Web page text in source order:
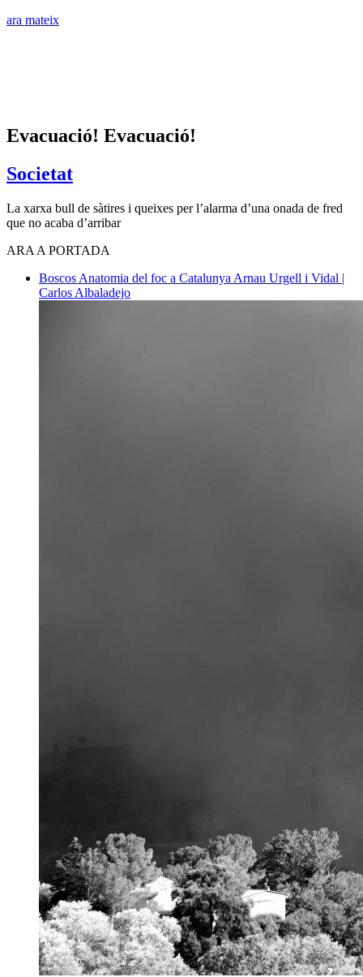
ara mateix
Evacuació! Evacuació!
Societat
La xarxa bull de sàtires i queixes per l’alarma d’una onada de fred
que no acaba d’arribar
ARA A PORTADA
Boscos Anatomia del foc a Catalunya Arnau Urgell i Vidal |
Carlos Albaladejo